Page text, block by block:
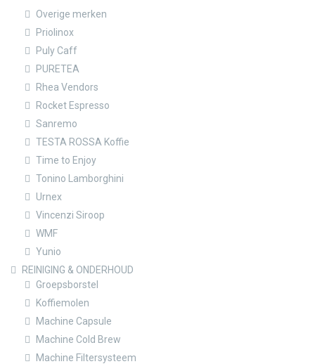
Overige merken
Priolinox
Puly Caff
PURETEA
Rhea Vendors
Rocket Espresso
Sanremo
TESTA ROSSA Koffie
Time to Enjoy
Tonino Lamborghini
Urnex
Vincenzi Siroop
WMF
Yunio
REINIGING & ONDERHOUD
Groepsborstel
Koffiemolen
Machine Capsule
Machine Cold Brew
Machine Filtersysteem